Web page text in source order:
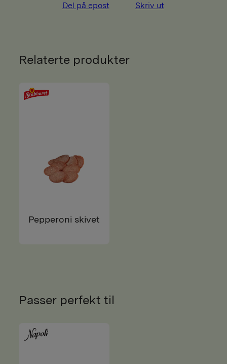
Del på epost Skriv ut
Relaterte produkter
Pepperoni skivet
Passer perfekt til